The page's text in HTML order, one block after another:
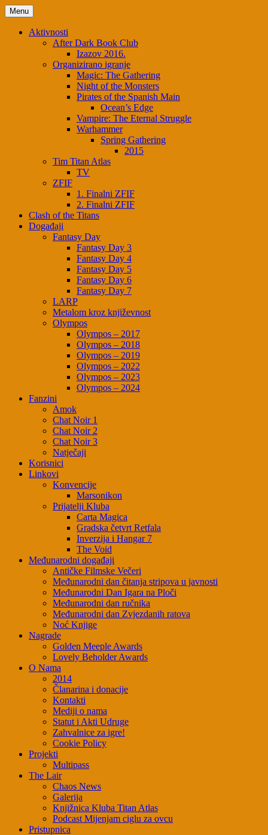
Skip
to
content
Menu
Aktivnosti
After Dark Book Club
Izazov 2016.
Organizirano igranje
Magic: The Gathering
Night of the Monsters
Pirates of the Spanish Main
Ocean’s Edge
Vampire: The Eternal Struggle
Warhammer
Spring Gathering
2015
Tim Titan Atlas
TV
ZFIF
1. Finalni ZFIF
2. Finalni ZFIF
Clash of the Titans
Događaji
Fantasy Day
Fantasy Day 3
Fantasy Day 4
Fantasy Day 5
Fantasy Day 6
Fantasy Day 7
LARP
Metalom kroz književnost
Olympos
Olympos – 2017
Olympos – 2018
Olympos – 2019
Olympos – 2022
Olympos – 2023
Olympos – 2024
Fanzini
Amok
Chat Noir 1
Chat Noir 2
Chat Noir 3
Natječaji
Korisnici
Linkovi
Konvencije
Marsonikon
Prijatelji Kluba
Carta Magica
Gradska četvrt Retfala
Inverzija i Hangar 7
The Void
Međunarodni događaji
Antičke Filmske Večeri
Međunarodni dan čitanja stripova u javnosti
Međunarodni Dan Igara na Ploči
Međunarodni dan ručnika
Međunarodni dan Zvjezdanih ratova
Noć Knjige
Nagrade
Golden Meeple Awards
Lovely Beholder Awards
O Nama
2014
Članarina i donacije
Kontakti
Mediji o nama
Statut i Akti Udruge
Zahvalnice za igre!
Cookie Policy
Projekti
Multipass
The Lair
Chaos News
Galerija
Knjižnica Kluba Titan Atlas
Podcast Mijenjam ciglu za ovcu
Pristupnica